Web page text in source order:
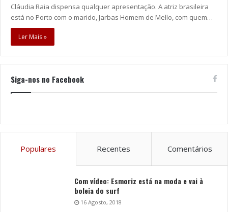
Cláudia Raia dispensa qualquer apresentação. A atriz brasileira
está no Porto com o marido, Jarbas Homem de Mello, com quem…
Ler Mais »
Siga-nos no Facebook
Populares Recentes Comentários
Com vídeo: Esmoriz está na moda e vai à
boleia do surf
16 Agosto, 2018